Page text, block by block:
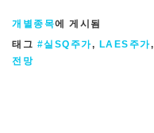
개별종목에 게시됨
태그 #실SQ주가, LAES주가,
전망